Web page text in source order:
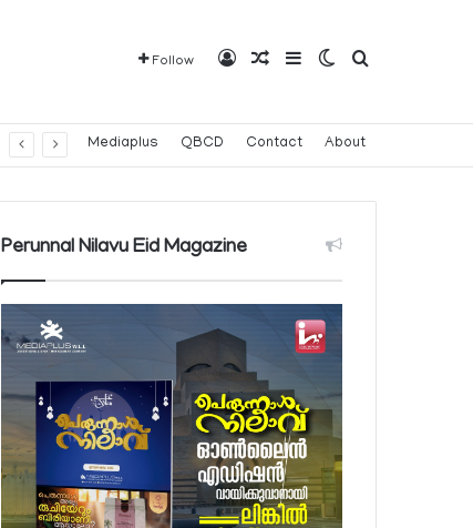
Follow Log InRandom Article
SidebarSwitch skin
Search for
Mediaplus QBCD Contact About
Perunnal Nilavu Eid Magazine